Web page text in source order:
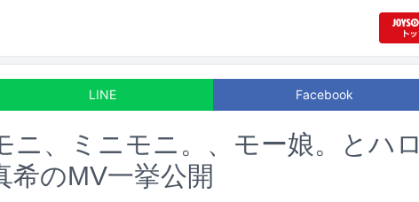
LINE Facebook
ニ、ミニモニ。、モー娘。とハロ
希のMV一挙公開